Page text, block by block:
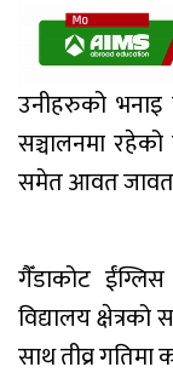
उनीहरुको भनाइ
सञ्चालनमा रहेको
समेत आवत
गैँडाकोट
विद्यालय
साथ तीव्र